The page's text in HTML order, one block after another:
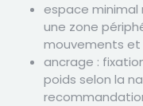
espace minimal
une zone
mouvements et
ancrage :
poids selon la